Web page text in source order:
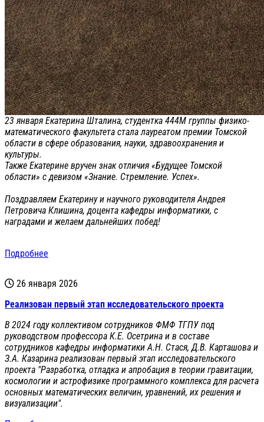
23 января Екатерина Шталина, студентка 444М группы физико-
математического факультета стала лауреатом премии Томской
области в сфере образования, науки, здравоохранения и
культуры.
Также Екатерине вручен знак отличия «Будущее Томской
области» с девизом «Знание. Стремление. Успех».
Поздравляем Екатерину и научного руководителя Андрея
Петровича Клишина, доцента кафедры информатики, с
наградами и желаем дальнейших побед!
Подробнее
26 января 2026
Реализован первый этап исследовательского проекта
В 2024 году коллективом сотрудников ФМФ ТГПУ под
руководством профессора К.Е. Осетрина и в составе
сотрудников кафедры информатики А.Н. Стася, Д.В. Карташова и
З.А. Казарина реализован первый этап исследовательского
проекта "Разработка, отладка и апробация в теории гравитации,
космологии и астрофизике программного комплекса для расчета
основных математических величин, уравнений, их решения и
визуализации".